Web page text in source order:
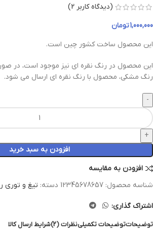
(دیدگاه کاربر 2
)
1,000,000تومان
این محصول ساخت کشور چین است.
این محصول در رنگ نقره ای نیز موجود است، در
رنگ مشکی، محصول با رنگ نقره ای ارسال می شود.
افزودن به سبد خرید
افزودن به مقایسه
شناسه محصول: 12345678657 دسته: تیغ و
اشتراک گذاری:
توضیحاتتوضیحات تکمیلینظرات (2) شرایط ارسال کالا